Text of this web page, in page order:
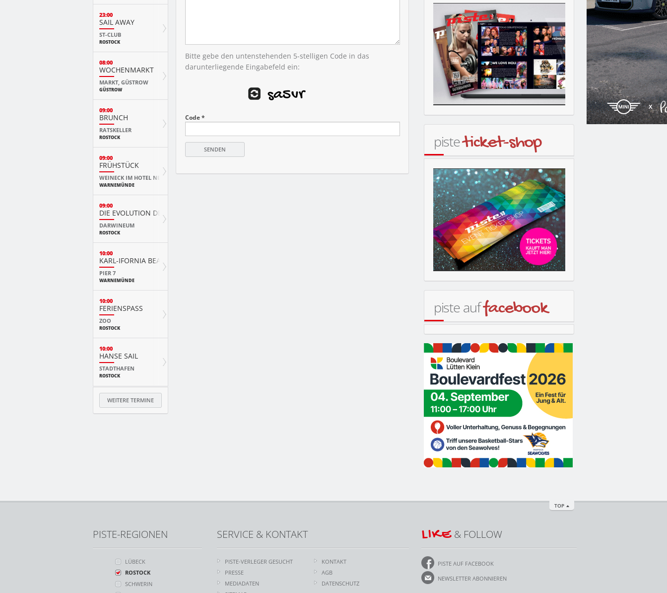
Bitte gebe den untenstehenden 5-stelligen Code in das
darunterliegende Eingabefeld ein:
Code *
23:00
SAIL AWAY
ST-CLUB
ROSTOCK
08:00
WOCHENMARKT
MARKT, GÜSTROW
GÜSTROW
09:00
BRUNCH
RATSKELLER
ROSTOCK
09:00
FRÜHSTÜCK
WEINECK IM HOTEL NEPTUN
WARNEMÜNDE
09:00
DIE EVOLUTION DER TIERE MIT PLAYMOBIL
DARWINEUM
ROSTOCK
10:00
KARL-IFORNIA BEACH SANDWELTEN
PIER 7
WARNEMÜNDE
10:00
FERIENSPASS
ZOO
ROSTOCK
10:00
HANSE SAIL
STADTHAFEN
ROSTOCK
WEITERE TERMINE
pisteticket-shop
piste auffacebook
TOP
PISTE-REGIONEN
LÜBECK
ROSTOCK
SCHWERIN
SERVICE & KONTAKT
PISTE-VERLEGER GESUCHT
PRESSE
MEDIADATEN
KONTAKT
AGB
DATENSCHUTZ
LIKE& FOLLOW
PISTE AUF FACEBOOK
NEWSLETTER ABONNIEREN